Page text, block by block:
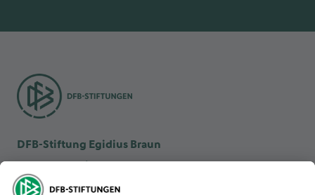
DFB-Stiftung Egidius Braun
DFB-Stiftung Sepp Herberger